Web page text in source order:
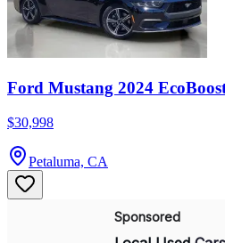
Ford Mustang 2024
$30,998
Petaluma, CA